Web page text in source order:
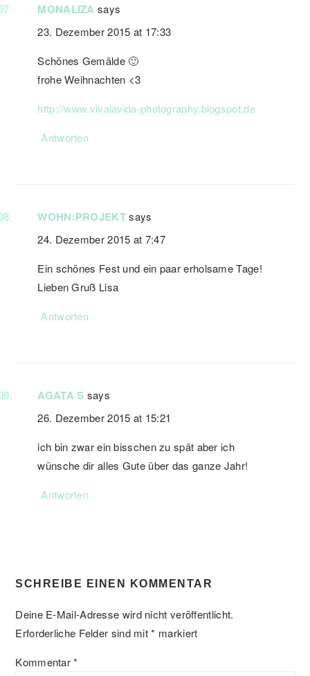
MONALIZA says
23. Dezember 2015 at 17:33
Schönes Gemälde 🙂
frohe Weihnachten <3
http://www.vivalavida-photography.blogspot.de
Antworten
WOHN:PROJEKT says
24. Dezember 2015 at 7:47
Ein schönes Fest und ein paar erholsame Tage!
Lieben Gruß Lisa
Antworten
AGATA S says
26. Dezember 2015 at 15:21
ich bin zwar ein bisschen zu spät aber ich
wünsche dir alles Gute über das ganze Jahr!
Antworten
SCHREIBE EINEN KOMMENTAR
Deine E-Mail-Adresse wird nicht veröffentlicht.
Erforderliche Felder sind mit* markiert
Kommentar*